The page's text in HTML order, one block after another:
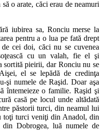
o arate, căci erau de neamuri
iubirea sa, Ronciu merse la
pentru a o lua pe fată drept
cei doi, căci nu se cuvenea
cu un valah, fie el şi
sortită pieirii, dar Ronciu nu se
el se lepădă de credinţa
şi numele de Raşid. Doar aşa
întemeieze o familie. Raşid şi
casă pe locul unde altădată
păstorii turci, din neamul lui
toţi turci veniţi din Anadol, din
Dobrogea, luă numele de